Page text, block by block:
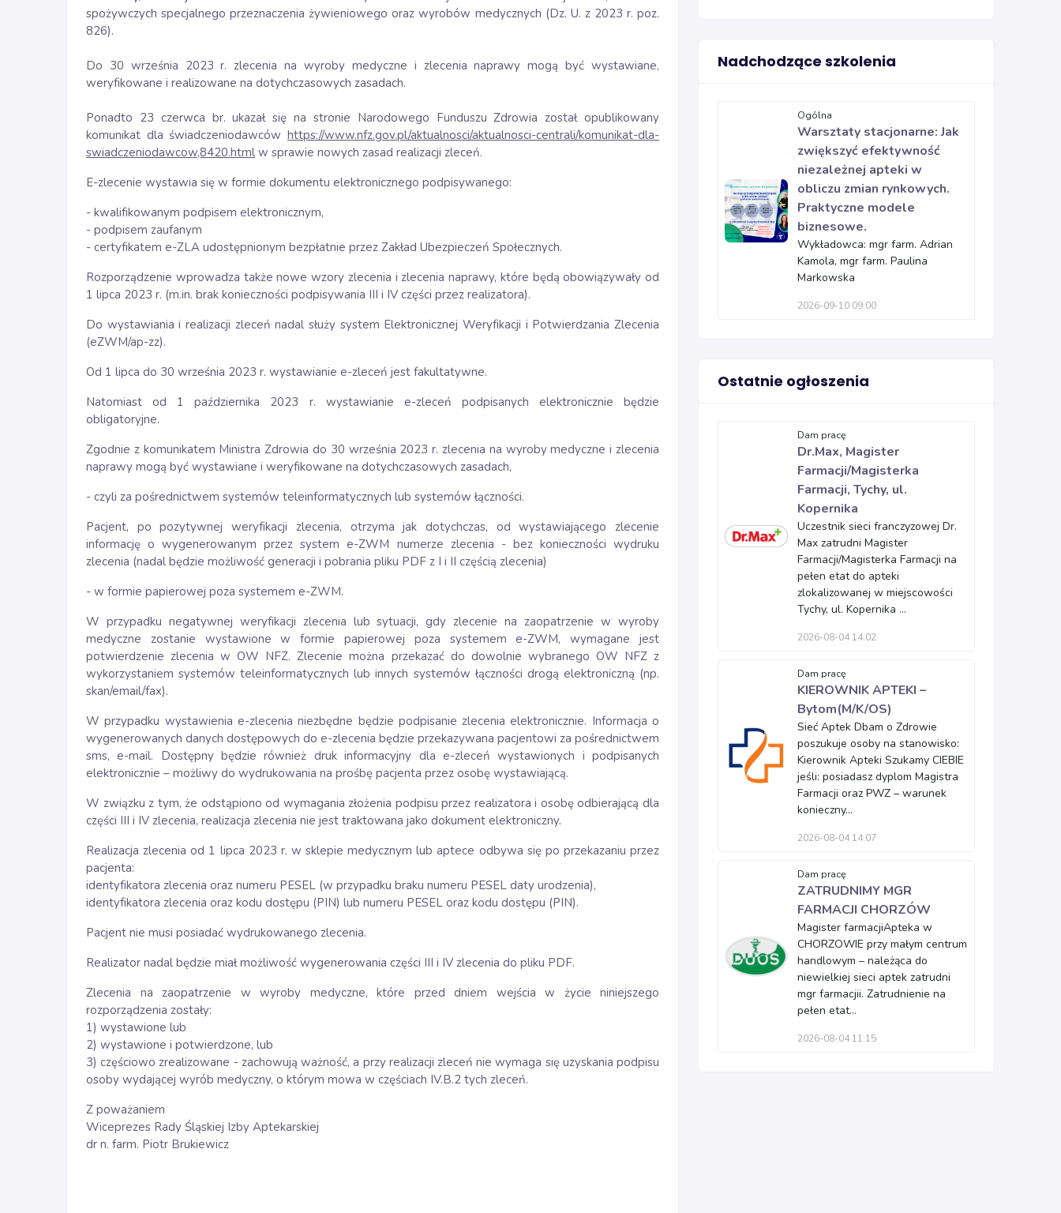
spożywczych specjalnego przeznaczenia żywieniowego oraz wyrobów medycznych (Dz. U. z 2023 r. poz.
826).
Do 30 września 2023 r. zlecenia na wyroby medyczne i zlecenia naprawy mogą być wystawiane,
weryfikowane i realizowane na dotychczasowych zasadach.
Ponadto 23 czerwca br. ukazał się na stronie Narodowego Funduszu Zdrowia został opublikowany
komunikat dla świadczeniodawców https://www.nfz.gov.pl/aktualnosci/aktualnosci-centrali/komunikat-dla-
swiadczeniodawcow,8420.html w sprawie nowych zasad realizacji zleceń.
E-zlecenie wystawia się w formie dokumentu elektronicznego podpisywanego:
- kwalifikowanym podpisem elektronicznym,
- podpisem zaufanym
- certyfikatem e-ZLA udostępnionym bezpłatnie przez Zakład Ubezpieczeń Społecznych.
Rozporządzenie wprowadza także nowe wzory zlecenia i zlecenia naprawy, które będą obowiązywały od
1 lipca 2023 r. (m.in. brak konieczności podpisywania III i IV części przez realizatora).
Do wystawiania i realizacji zleceń nadal służy system Elektronicznej Weryfikacji i Potwierdzania Zlecenia
(eZWM/ap-zz).
Od 1 lipca do 30 września 2023 r. wystawianie e-zleceń jest fakultatywne.
Natomiast od 1 października 2023 r. wystawianie e-zleceń podpisanych elektronicznie będzie
obligatoryjne.
Zgodnie z komunikatem Ministra Zdrowia do 30 września 2023 r. zlecenia na wyroby medyczne i zlecenia
naprawy mogą być wystawiane i weryfikowane na dotychczasowych zasadach,
- czyli za pośrednictwem systemów teleinformatycznych lub systemów łączności.
Pacjent, po pozytywnej weryfikacji zlecenia, otrzyma jak dotychczas, od wystawiającego zlecenie
informację o wygenerowanym przez system e-ZWM numerze zlecenia - bez konieczności wydruku
zlecenia (nadal będzie możliwość generacji i pobrania pliku PDF z I i II częścią zlecenia)
- w formie papierowej poza systemem e-ZWM.
W przypadku negatywnej weryfikacji zlecenia lub sytuacji, gdy zlecenie na zaopatrzenie w wyroby
medyczne zostanie wystawione w formie papierowej poza systemem e-ZWM, wymagane jest
potwierdzenie zlecenia w OW NFZ. Zlecenie można przekazać do dowolnie wybranego OW NFZ z
wykorzystaniem systemów teleinformatycznych lub innych systemów łączności drogą elektroniczną (np.
skan/email/fax).
W przypadku wystawienia e-zlecenia niezbędne będzie podpisanie zlecenia elektronicznie. Informacja o
wygenerowanych danych dostępowych do e-zlecenia będzie przekazywana pacjentowi za pośrednictwem
sms, e-mail. Dostępny będzie również druk informacyjny dla e-zleceń wystawionych i podpisanych
elektronicznie – możliwy do wydrukowania na prośbę pacjenta przez osobę wystawiającą.
W związku z tym, że odstąpiono od wymagania złożenia podpisu przez realizatora i osobę odbierającą dla
części III i IV zlecenia, realizacja zlecenia nie jest traktowana jako dokument elektroniczny.
Realizacja zlecenia od 1 lipca 2023 r. w sklepie medycznym lub aptece odbywa się po przekazaniu przez
pacjenta:
identyfikatora zlecenia oraz numeru PESEL (w przypadku braku numeru PESEL daty urodzenia),
identyfikatora zlecenia oraz kodu dostępu (PIN) lub numeru PESEL oraz kodu dostępu (PIN).
Pacjent nie musi posiadać wydrukowanego zlecenia.
Realizator nadal będzie miał możliwość wygenerowania części III i IV zlecenia do pliku PDF.
Zlecenia na zaopatrzenie w wyroby medyczne, które przed dniem wejścia w życie niniejszego
rozporządzenia zostały:
1) wystawione lub
2) wystawione i potwierdzone, lub
3) częściowo zrealizowane - zachowują ważność, a przy realizacji zleceń nie wymaga się uzyskania podpisu
osoby wydającej wyrób medyczny, o którym mowa w częściach IV.B.2 tych zleceń.
Z poważaniem
Wiceprezes Rady Śląskiej Izby Aptekarskiej
dr n. farm. Piotr Brukiewicz
Nadchodzące szkolenia
Ogólna
Warsztaty stacjonarne: Jak
zwiększyć efektywność
niezależnej apteki w
obliczu zmian rynkowych.
Praktyczne modele
biznesowe.
Wykładowca: mgr farm. Adrian
Kamola, mgr farm. Paulina
Markowska
2026-09-10 09:00
Ostatnie ogłoszenia
Dam pracę
Dr.Max, Magister
Farmacji/Magisterka
Farmacji, Tychy, ul.
Kopernika
Uczestnik sieci franczyzowej Dr.
Max zatrudni Magister
Farmacji/Magisterka Farmacji na
pełen etat do apteki
zlokalizowanej w miejscowości
Tychy, ul. Kopernika ...
2026-08-04 14:02
Dam pracę
KIEROWNIK APTEKI –
Bytom(M/K/OS)
Sieć Aptek Dbam o Zdrowie
poszukuje osoby na stanowisko:
Kierownik Apteki Szukamy CIEBIE
jeśli: posiadasz dyplom Magistra
Farmacji oraz PWZ – warunek
konieczny...
2026-08-04 14:07
Dam pracę
ZATRUDNIMY MGR
FARMACJI CHORZÓW
Magister farmacjiApteka w
CHORZOWIE przy małym centrum
handlowym – należąca do
niewielkiej sieci aptek zatrudni
mgr farmacjii. Zatrudnienie na
pełen etat...
2026-08-04 11:15